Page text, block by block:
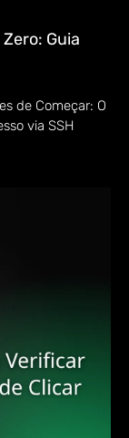
Guia
de Começar: O
via SSH